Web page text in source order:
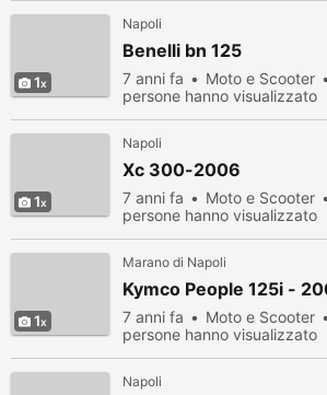
1
Napoli
Benelli bn 125
7 anni fa Moto e Scooter
persone hanno visualizzato
1
Napoli
Xc 300-2006
7 anni fa Moto e Scooter
persone hanno visualizzato
1
Marano di Napoli
Kymco People 125i -
7 anni fa Moto e Scooter
persone hanno visualizzato
Napoli